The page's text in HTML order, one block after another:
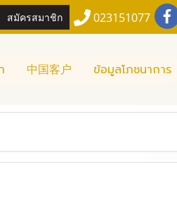
สมัครสมาชิก 023151077
中国客户 ข้อมูลโภชนาการ